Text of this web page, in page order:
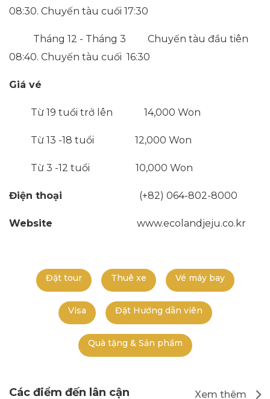
08:30. Chuyến tàu cuối 17:30
Tháng 12 - Tháng 3 Chuyến tàu đầu tiên
08:40. Chuyến tàu cuối 16:30
Giá vé
Từ 19 tuổi trở lên 14,000 Won
Từ 13 -18 tuổi 12,000 Won
Từ 3 -12 tuổi 10,000 Won
Điện thoại (+82) 064-802-8000
Website www.ecolandjeju.co.kr
www.ecolandjeju.co.kr
Đặt tour Thuê xe Vé máy bay
Visa Đặt Hướng dẫn viên
Quà tặng & Sản phẩm
Các điểm đến lân cận Xem thêm